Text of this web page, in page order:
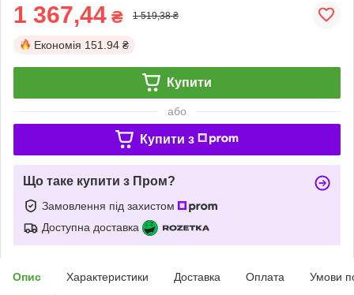
1 367,44 ₴ 1 519,38 ₴
Економія 151.94 ₴
Купити
або
Купити з
Що таке купити з Пром?
Замовлення під захистом
Доступна доставка
Опис Характеристики Доставка Оплата Умови